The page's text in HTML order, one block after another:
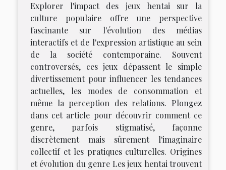
Explorer l'impact des jeux hentai sur la
culture populaire offre une perspective
fascinante sur l'évolution des médias
interactifs et de l'expression artistique au sein
de la société contemporaine. Souvent
controversés, ces jeux dépassent le simple
divertissement pour influencer les tendances
actuelles, les modes de consommation et
même la perception des relations. Plongez
dans cet article pour découvrir comment ce
genre, parfois stigmatisé, façonne
discrètement mais sûrement l'imaginaire
collectif et les pratiques culturelles. Origines
et évolution du genre Les jeux hentai trouvent